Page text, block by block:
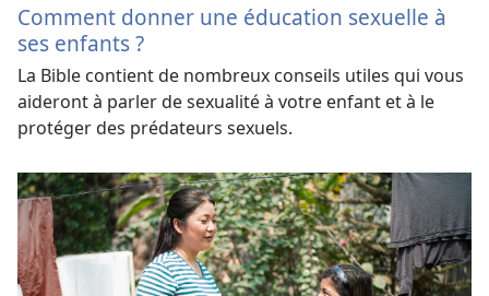
Comment donner une éducation sexuelle à
ses enfants ?
La Bible contient de nombreux conseils utiles qui vous
aideront à parler de sexualité à votre enfant et à le
protéger des prédateurs sexuels.